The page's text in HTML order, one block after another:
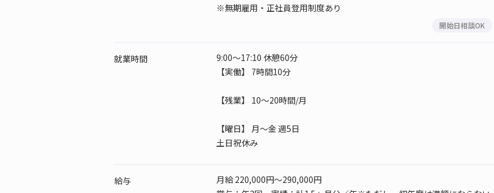
※無期雇用・正社員登用制度あり
開始日相談OK
就業時間
9:00～17:10 休憩60分
【実働】 7時間10分
【残業】 10～20時間/月
【曜日】
月～金 週5日
土日祝休み
給与
月給 220,000円～290,000円